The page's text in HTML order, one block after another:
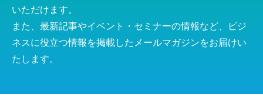
いただけます。
また、最新記事やイベント・セミナーの情報など、ビジ
ネスに役立つ情報を掲載したメールマガジンをお届けい
たします。